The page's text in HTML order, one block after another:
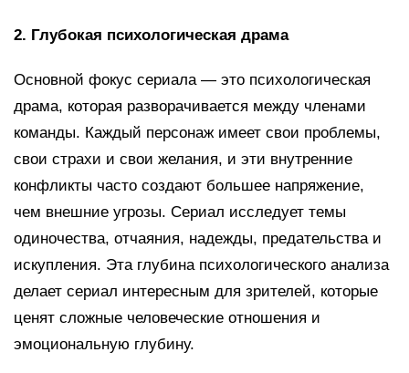
2. Глубокая психологическая драма
Основной фокус сериала — это психологическая
драма, которая разворачивается между членами
команды. Каждый персонаж имеет свои проблемы,
свои страхи и свои желания, и эти внутренние
конфликты часто создают большее напряжение,
чем внешние угрозы. Сериал исследует темы
одиночества, отчаяния, надежды, предательства и
искупления. Эта глубина психологического анализа
делает сериал интересным для зрителей, которые
ценят сложные человеческие отношения и
эмоциональную глубину.